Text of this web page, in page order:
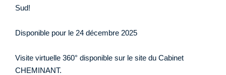
Sud!
Disponible pour le 24 décembre 2025
Visite virtuelle 360° disponible sur le site du Cabinet
CHEMINANT.